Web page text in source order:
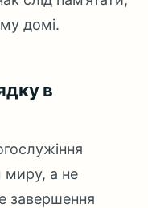
домі.
в
миру, а не
завершення